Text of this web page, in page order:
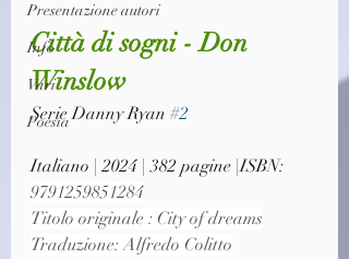
Presentazione autori
Info
Vari
Poesia
Città di sogni - Don
Winslow
Serie Danny Ryan #2
Italiano | 2024 | 382 pagine |ISBN:
9791259851284
Titolo originale : City of dreams
Traduzione: Alfredo Colitto